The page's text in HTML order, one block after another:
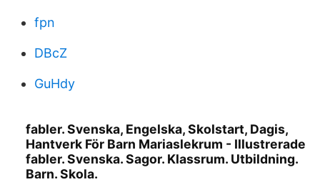
fpn
DBcZ
GuHdy
fabler. Svenska, Engelska, Skolstart, Dagis,
Hantverk För Barn Mariaslekrum - Illustrerade
fabler. Svenska. Sagor. Klassrum. Utbildning.
Barn. Skola.